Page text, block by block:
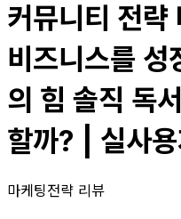
커뮤니티 전
비즈니스를 성
의 힘 솔직 독
할까? | 실사
마케팅전략 리뷰